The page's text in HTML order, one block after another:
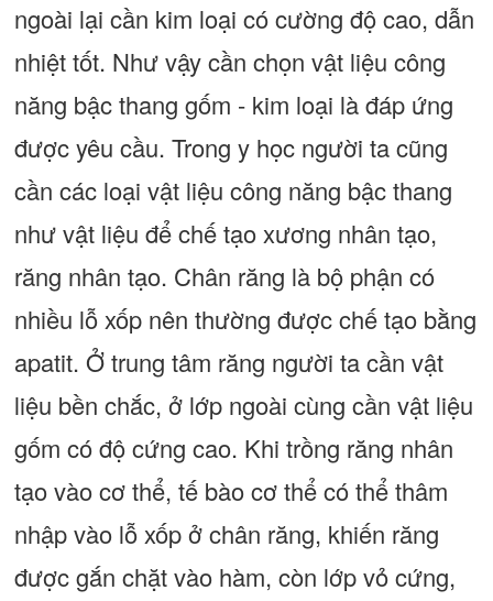
ngoài lại cần kim loại có cường độ cao, dẫn
nhiệt tốt. Như vậy cần chọn vật liệu công
năng bậc thang gốm - kim loại là đáp ứng
được yêu cầu. Trong y học người ta cũng
cần các loại vật liệu công năng bậc thang
như vật liệu để chế tạo xương nhân tạo,
răng nhân tạo. Chân răng là bộ phận có
nhiều lỗ xốp nên thường được chế tạo bằng
apatit. Ở trung tâm răng người ta cần vật
liệu bền chắc, ở lớp ngoài cùng cần vật liệu
gốm có độ cứng cao. Khi trồng răng nhân
tạo vào cơ thể, tế bào cơ thể có thể thâm
nhập vào lỗ xốp ở chân răng, khiến răng
được gắn chặt vào hàm, còn lớp vỏ cứng,